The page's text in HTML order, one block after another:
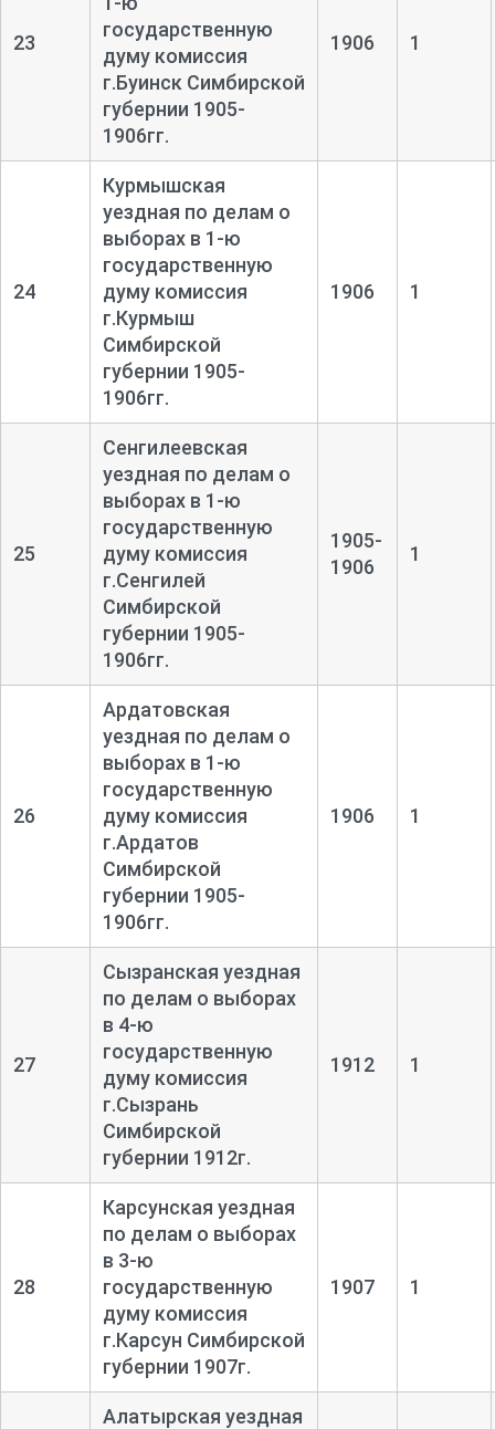
23
государственную
думу комиссия
г.Буинск Симбирской
губернии 1905-
1906гг.
1906 1
24
Курмышская
уездная по делам о
выборах в 1-ю
государственную
думу комиссия
г.Курмыш
Симбирской
губернии 1905-
1906гг.
1906 1
25
Сенгилеевская
уездная по делам о
выборах в 1-ю
государственную
думу комиссия
г.Сенгилей
Симбирской
губернии 1905-
1906гг.
1905-
1906
1
26
Ардатовская
уездная по делам о
выборах в 1-ю
государственную
думу комиссия
г.Ардатов
Симбирской
губернии 1905-
1906гг.
1906 1
27
Сызранская уездная
по делам о выборах
в 4-ю
государственную
думу комиссия
г.Сызрань
Симбирской
губернии 1912г.
1912 1
28
Карсунская уездная
по делам о выборах
в 3-ю
государственную
думу комиссия
г.Карсун Симбирской
губернии 1907г.
1907 1
Алатырская уездная